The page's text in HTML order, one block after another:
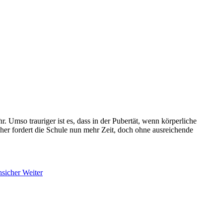
Umso trauriger ist es, dass in der Pubertät, wenn körperliche
fordert die Schule nun mehr Zeit, doch ohne ausreichende
Weiter